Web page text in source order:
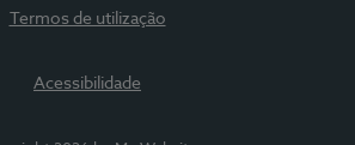
Termos de utilização
Acessibilidade